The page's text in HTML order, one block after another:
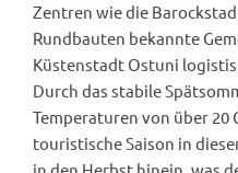
Zentren wie die
Rundbauten bekannte
Küstenstadt Ostuni
Durch das stabile
Temperaturen von über 20
touristische Saison in